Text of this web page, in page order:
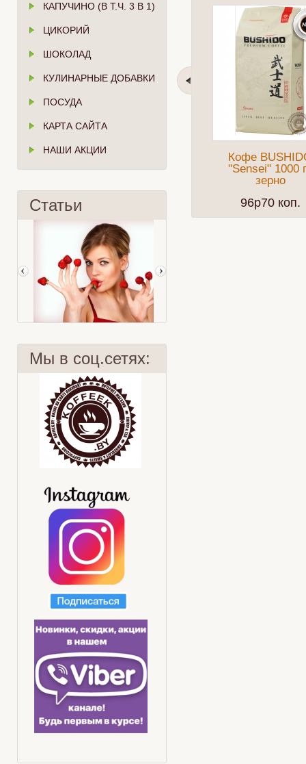
КАПУЧИНО (В Т.Ч. 3 В 1)
ЦИКОРИЙ
ШОКОЛАД
КУЛИНАРНЫЕ ДОБАВКИ
ПОСУДА
КАРТА САЙТА
НАШИ АКЦИИ
Статьи
Клубника
Мы в соц.сетях:
Кофе
"Sensei" 1000
зерно
96p70 коп.